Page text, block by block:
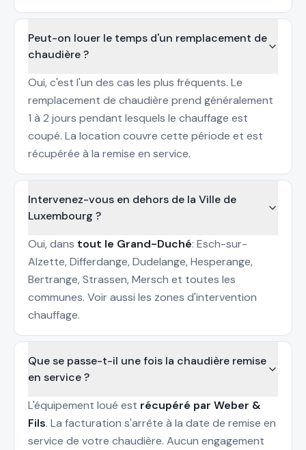
Peut-on louer le temps d'un remplacement de
chaudière ?
Oui, c'est l'un des cas les plus fréquents. Le
remplacement de chaudière prend généralement
1 à 2 jours pendant lesquels le chauffage est
coupé. La location couvre cette période et est
récupérée à la remise en service.
Intervenez-vous en dehors de la Ville de
Luxembourg ?
Oui, dans tout le Grand-Duché: Esch-sur-
Alzette, Differdange, Dudelange, Hesperange,
Bertrange, Strassen, Mersch et toutes les
communes. Voir aussi les zones d'intervention
chauffage.
Que se passe-t-il une fois la chaudière remise
en service ?
L'équipement loué est récupéré par Weber &
Fils. La facturation s'arrête à la date de remise en
service de votre chaudière. Aucun engagement